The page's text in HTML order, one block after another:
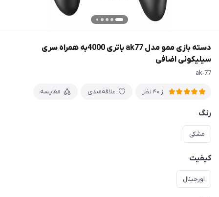
دسته بازی ممو مدل ak77 باتری 4000به همراه سری
سیلیکونی اضافی
ak-77
از 40 نظر علاقه‌مندی مقایسه
رنگ
مشکی
کیفیت
اورجینال